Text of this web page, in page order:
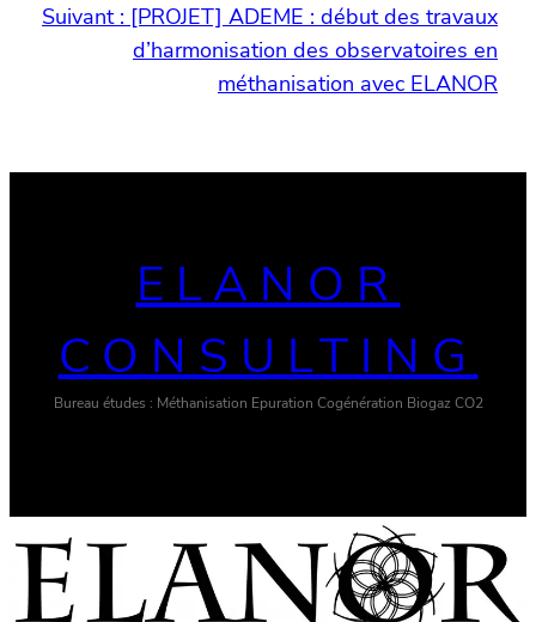
Suivant : [PROJET] ADEME : début des travaux
d’harmonisation des observatoires en
méthanisation avec ELANOR
ELANOR
CONSULTING
Bureau études : Méthanisation Epuration Cogénération Biogaz CO2